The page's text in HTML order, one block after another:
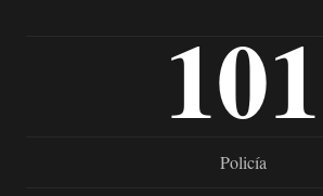
101
Policía